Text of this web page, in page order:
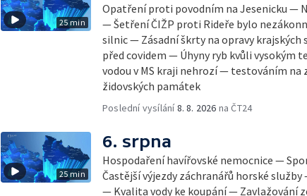
25 min
Opatření proti povodním na Jesenicku —
— Šetření ČIŽP proti Rideře bylo
silnic — Zásadní škrty na opravy
před covidem — Úhyny ryb kvůli vysokým
vodou v MS kraji nehrozí — testováním na
židovských památek
Poslední vysílání8. 8. 2026 na ČT24
25 min
6. srpna
Hospodaření havířovské nemocnice —
Častější výjezdy záchranářů horské
— Kvalita vody ke koupání — Zavlažování